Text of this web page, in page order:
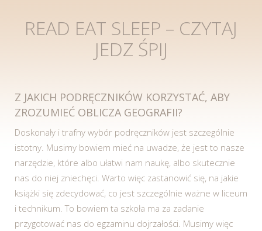
READ EAT SLEEP – CZYTAJ
JEDZ ŚPIJ
Z JAKICH PODRĘCZNIKÓW KORZYSTAĆ, ABY
ZROZUMIEĆ OBLICZA GEOGRAFII?
Doskonały i trafny wybór podręczników jest szczególnie
istotny. Musimy bowiem mieć na uwadze, że jest to nasze
narzędzie, które albo ułatwi nam naukę, albo skutecznie
nas do niej zniechęci. Warto więc zastanowić się, na jakie
książki się zdecydować, co jest szczególnie ważne w liceum
i technikum. To bowiem ta szkoła ma za zadanie
przygotować nas do egzaminu dojrzałości. Musimy więc